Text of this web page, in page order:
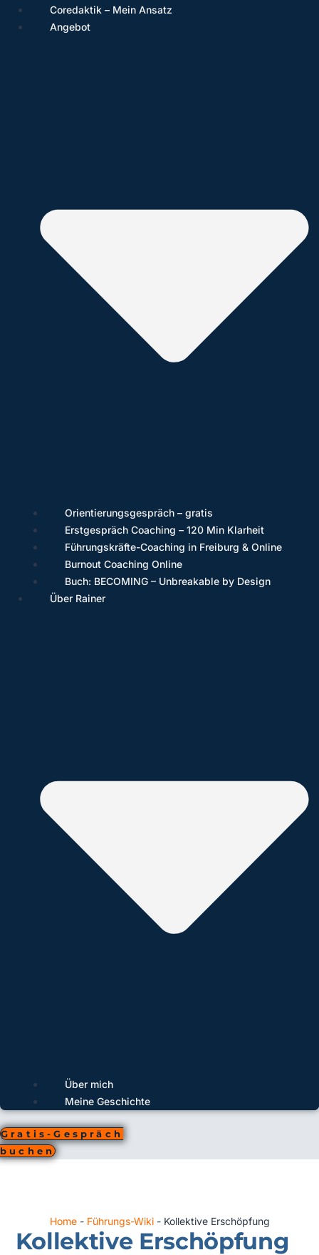
Coredaktik – Mein Ansatz
Angebot
Orientierungsgespräch – gratis
Erstgespräch Coaching – 120 Min Klarheit
Führungskräfte-Coaching in Freiburg & Online
Burnout Coaching Online
Buch: BECOMING – Unbreakable by Design
Über Rainer
Über mich
Meine Geschichte
Gratis-Gespräch
buchen
Home- Führungs-Wiki- Kollektive Erschöpfung
Kollektive Erschöpfung